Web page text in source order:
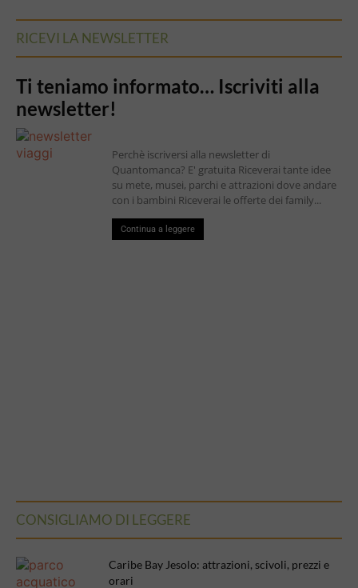
RICEVI LA NEWSLETTER
Ti teniamo informato… Iscriviti alla
newsletter!
Perchè iscriversi alla newsletter di
Quantomanca? E' gratuita Riceverai tante idee
su mete, musei, parchi e attrazioni dove andare
con i bambini Riceverai le offerte dei family...
Continua a leggere
CONSIGLIAMO DI LEGGERE
Caribe Bay Jesolo: attrazioni, scivoli, prezzi e
orari